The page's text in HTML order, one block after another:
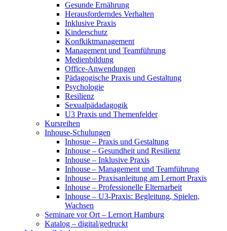
Gesunde Ernährung
Herausforderndes Verhalten
Inklusive Praxis
Kinderschutz
Konfkiktmanagement
Management und Teamführung
Medienbildung
Office-Anwendungen
Pädagogische Praxis und Gestaltung
Psychologie
Resilienz
Sexualpädadagogik
U3 Praxis und Themenfelder
Kursreihen
Inhouse-Schulungen
Inhosue – Praxis und Gestaltung
Inhouse – Gesundheit und Resilienz
Inhouse – Inklusive Praxis
Inhouse – Management und Teamführung
Inhouse – Praxisanleitung am Lernort Praxis
Inhouse – Professionelle Elternarbeit
Inhouse – U3-Praxis: Begleitung, Spielen,
Wachsen
Seminare vor Ort – Lernort Hamburg
Katalog – digital/gedruckt